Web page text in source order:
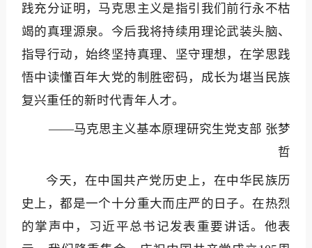
践充分证明，马克思主义是指引我们前行永不枯
竭的真理源泉。今后我将持续用理论武装头脑、
指导行动，始终坚持真理、坚守理想，在学思践
悟中读懂百年大党的制胜密码，成长为堪当民族
复兴重任的新时代青年人才。
——马克思主义基本原理研究生党支部 张梦
哲
今天，在中国共产党历史上，在中华民族历
史上，都是一个十分重大而庄严的日子。在热烈
的掌声中，习近平总书记发表重要讲话。他表